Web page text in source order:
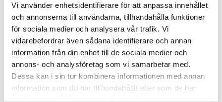
Vi använder enhetsidentifierare för att anpassa innehållet
och annonserna till användarna, tillhandahålla funktioner
för sociala medier och analysera vår trafik. Vi
vidarebefordrar även sådana identifierare och annan
information från din enhet till de sociala medier och
annons- och analysföretag som vi samarbetar med.
Dessa kan i sin tur kombinera informationen med annan
information som du har tillhandahållit eller som de har
Standard Wathose 91
mit
von 5
Max S5 Wathose
Farmerrain Strong Wathose
100
Wathosen für Damen